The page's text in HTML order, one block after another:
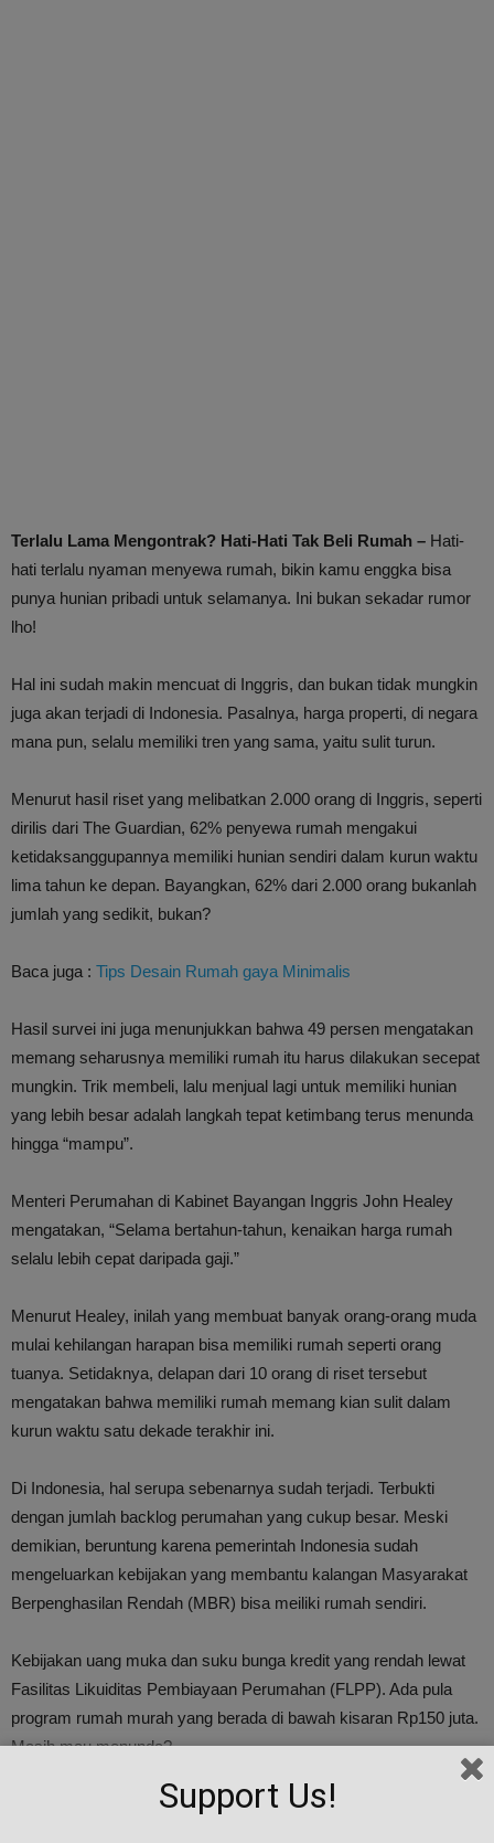
Terlalu Lama Mengontrak? Hati-Hati Tak Beli Rumah – Hati-
hati terlalu nyaman menyewa rumah, bikin kamu enggka bisa
punya hunian pribadi untuk selamanya. Ini bukan sekadar rumor
lho!
Hal ini sudah makin mencuat di Inggris, dan bukan tidak mungkin
juga akan terjadi di Indonesia. Pasalnya, harga properti, di negara
mana pun, selalu memiliki tren yang sama, yaitu sulit turun.
Menurut hasil riset yang melibatkan 2.000 orang di Inggris, seperti
dirilis dari The Guardian, 62% penyewa rumah mengakui
ketidaksanggupannya memiliki hunian sendiri dalam kurun waktu
lima tahun ke depan. Bayangkan, 62% dari 2.000 orang bukanlah
jumlah yang sedikit, bukan?
Baca juga : Tips Desain Rumah gaya Minimalis
Hasil survei ini juga menunjukkan bahwa 49 persen mengatakan
memang seharusnya memiliki rumah itu harus dilakukan secepat
mungkin. Trik membeli, lalu menjual lagi untuk memiliki hunian
yang lebih besar adalah langkah tepat ketimbang terus menunda
hingga “mampu”.
Menteri Perumahan di Kabinet Bayangan Inggris John Healey
mengatakan, “Selama bertahun-tahun, kenaikan harga rumah
selalu lebih cepat daripada gaji.”
Menurut Healey, inilah yang membuat banyak orang-orang muda
mulai kehilangan harapan bisa memiliki rumah seperti orang
tuanya. Setidaknya, delapan dari 10 orang di riset tersebut
mengatakan bahwa memiliki rumah memang kian sulit dalam
kurun waktu satu dekade terakhir ini.
Di Indonesia, hal serupa sebenarnya sudah terjadi. Terbukti
dengan jumlah backlog perumahan yang cukup besar. Meski
demikian, beruntung karena pemerintah Indonesia sudah
mengeluarkan kebijakan yang membantu kalangan Masyarakat
Berpenghasilan Rendah (MBR) bisa meiliki rumah sendiri.
Kebijakan uang muka dan suku bunga kredit yang rendah lewat
Fasilitas Likuiditas Pembiayaan Perumahan (FLPP). Ada pula
program rumah murah yang berada di bawah kisaran Rp150 juta.
Masih mau menunda?
sumber : okezone.comSupport Us!